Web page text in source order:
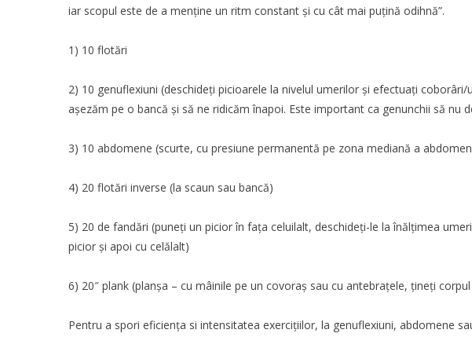
iar scopul este de a menține un ritm constant și cu cât mai puțină odihnă”.
1) 10 flotări
2) 10 genuflexiuni (deschideți picioarele la nivelul umerilor și efectuați
așezăm pe o bancă și să ne ridicăm înapoi. Este important ca genunchii să nu
3) 10 abdomene (scurte, cu presiune permanentă pe zona mediană a
4) 20 flotări inverse (la scaun sau bancă)
5) 20 de fandări (puneți un picior în fața celuilalt, deschideți-le la înălțimea
picior și apoi cu celălalt)
6) 20″ plank (planşa – cu mâinile pe un covoraș sau cu antebrațele, țineți
Pentru a spori eficiența si intensitatea exercițiilor, la genuflexiuni, abdomene